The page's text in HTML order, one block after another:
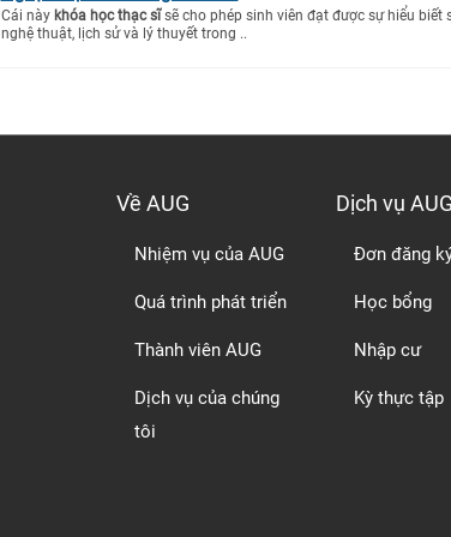
Cái này khóa học thạc sĩsẽ cho phép sinh viên đạt được sự hiểu biết
nghệ thuật, lịch sử và lý thuyết trong ..
Về AUG
Nhiệm vụ của AUG
Quá trình phát triển
Thành viên AUG
Dịch vụ của chúng
tôi
Dịch vụ AUG
Đơn đăng
Học bổng
Nhập cư
Kỳ thực tập